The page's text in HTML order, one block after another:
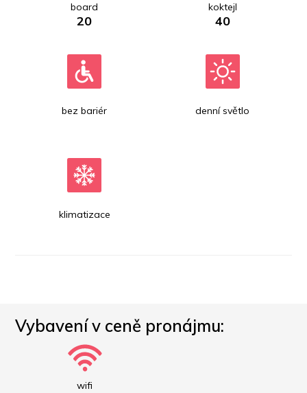
board
20
koktejl
40
bez bariér denní světlo
klimatizace
Vybavení v ceně pronájmu:
wifi